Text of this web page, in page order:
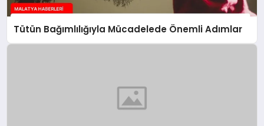
Tütün Bağımlılığıyla Mücadelede Önemli Adımlar